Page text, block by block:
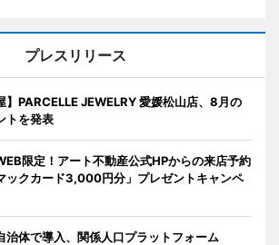
プレスリリース
】PARCELLE JEWELRY 愛媛松山店、8月の
トを発表
限定！アート不動産公式HPからの来店予約
ックカード3,000円分」プレゼントキャンペ
治体で導入、関係人口プラットフォーム